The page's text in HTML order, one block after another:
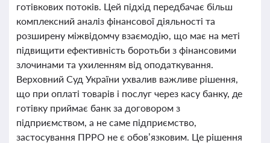
готівкових потоків. Цей підхід передбачає більш
комплексний аналіз фінансової діяльності та
розширену міжвідомчу взаємодію, що має на меті
підвищити ефективність боротьби з фінансовими
злочинами та ухиленням від оподаткування.
Верховний Суд України ухвалив важливе рішення,
що при оплаті товарів і послуг через касу банку, де
готівку приймає банк за договором з
підприємством, а не саме підприємство,
застосування ПРРО не є обов’язковим. Це рішення